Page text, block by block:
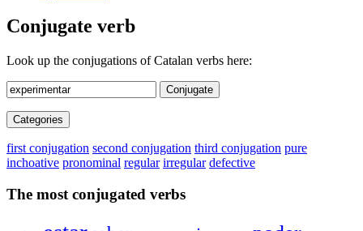
Conjugate verb
Look up the conjugations of Catalan verbs here:
Conjugate
Categories
first conjugation second conjugation third conjugation pure
inchoative pronominal regular irregular defective
The most conjugated verbs